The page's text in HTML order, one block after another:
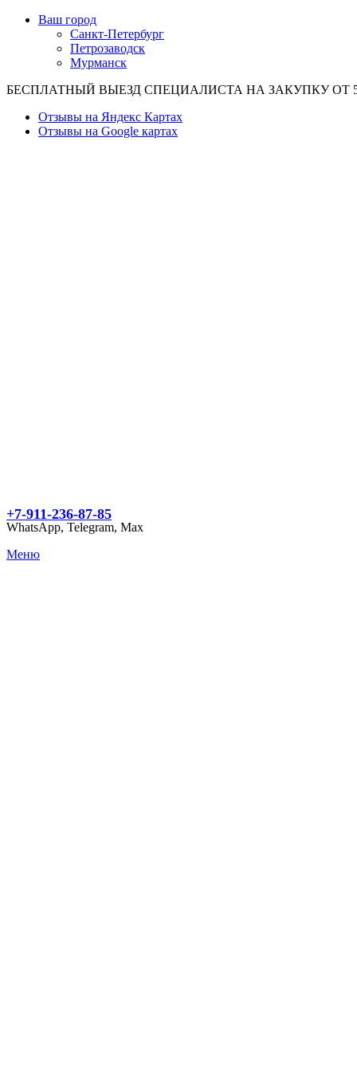
Ваш город
Санкт-Петербург
Петрозаводск
Мурманск
БЕСПЛАТНЫЙ ВЫЕЗД СПЕЦИАЛИСТА НА ЗАКУПКУ ОТ
Отзывы на Яндекс Картах
Отзывы на Google картах
+7-911-236-87-85
WhatsApp, Telegram, Max
Меню